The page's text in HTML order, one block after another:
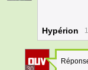
Hypérion